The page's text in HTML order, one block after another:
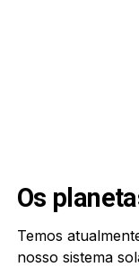
Os
Temos
nosso sistema